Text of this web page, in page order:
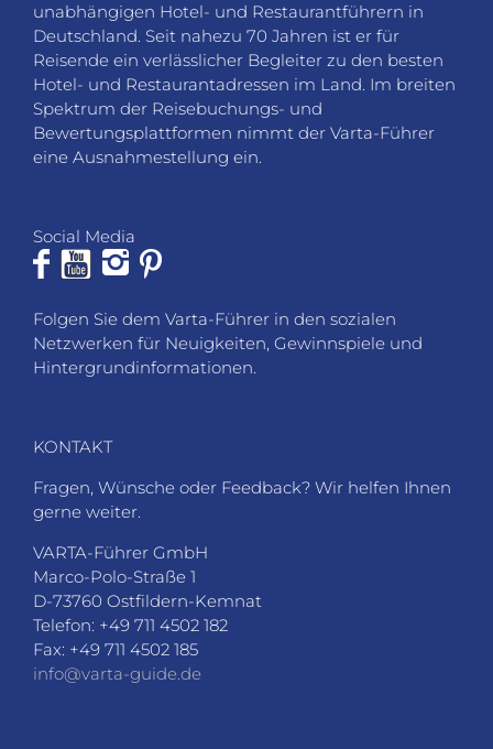
unabhängigen Hotel- und Restaurantführern in
Deutschland. Seit nahezu 70 Jahren ist er für
Reisende ein verlässlicher Begleiter zu den besten
Hotel- und Restaurantadressen im Land. Im breiten
Spektrum der Reisebuchungs- und
Bewertungsplattformen nimmt der Varta-Führer
eine Ausnahmestellung ein.
Social Media
Folgen Sie dem Varta-Führer in den sozialen
Netzwerken für Neuigkeiten, Gewinnspiele und
Hintergrundinformationen.
KONTAKT
Fragen, Wünsche oder Feedback? Wir helfen Ihnen
gerne weiter.
VARTA-Führer GmbH
Marco-Polo-Straße 1
D-73760 Ostfildern-Kemnat
Telefon: +49 711 4502 182
Fax: +49 711 4502 185
info@varta-guide.de